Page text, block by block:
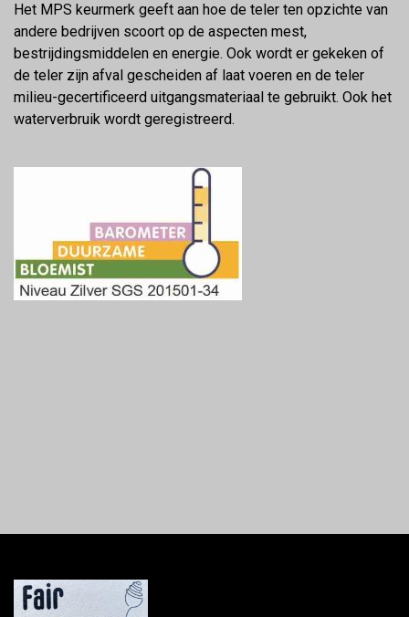
Het MPS keurmerk geeft aan hoe de teler ten opzichte van
andere bedrijven scoort op de aspecten mest,
bestrijdingsmiddelen en energie. Ook wordt er gekeken of
de teler zijn afval gescheiden af laat voeren en de teler
milieu-gecertificeerd uitgangsmateriaal te gebruikt. Ook het
waterverbruik wordt geregistreerd.